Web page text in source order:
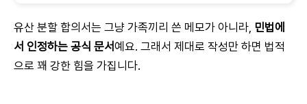
유산 분할 합의서는 그냥 가족끼리 쓴 메모가 아니라, 민법에
서 인정하는 공식 문서예요. 그래서 제대로 작성만 하면 법적
으로 꽤 강한 힘을 가집니다.